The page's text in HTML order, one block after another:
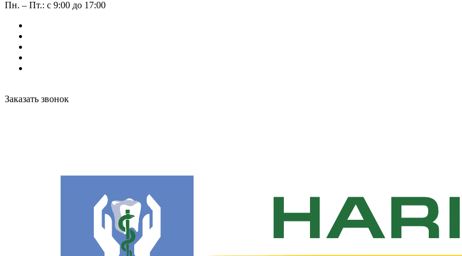
Пн. – Пт.: с 9:00 до 17:00
Заказать звонок